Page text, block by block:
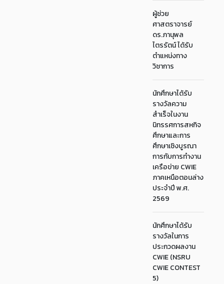
ผู้ช่วย
ศาสตราจารย์
ดร.ภานุพล
ไตรรัตน์ ได้รับ
ตำแหน่งทาง
วิชาการ
นักศึกษาได้รับ
รางวัลความ
สำเร็จในงาน
นิทรรศการสหกิจ
ศึกษาและการ
ศึกษาเชิงบูรณา
การกับการทำงาน
เครือข่าย CWIE
ภาคเหนือตอนล่าง
ประจำปี พ.ศ.
2569
นักศึกษาได้รับ
รางวัลในการ
ประกวดผลงาน
CWIE (NSRU
CWIE CONTEST
5)